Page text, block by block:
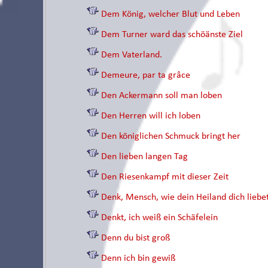
Dem König, welcher Blut und Leben
Dem Turner ward das schöänste Ziel
Dem Vaterland.
Demeure, par ta grâce
Den Ackermann soll man loben
Den Herren will ich loben
Den königlichen Schmuck bringt her
Den lieben langen Tag
Den Riesenkampf mit dieser Zeit
Denk, Mensch, wie dein Heiland dich
Denkt, ich weiß ein Schäfelein
Denn du bist groß
Denn ich bin gewiß